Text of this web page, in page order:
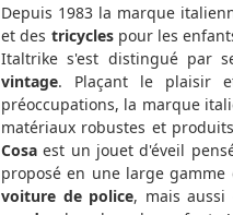
Depuis 1983 la marque
et des tricyclespour les
Italtrike s'est distingué par
vintage. Plaçant le plaisir
préoccupations, la marque
matériaux robustes et
Cosa est un jouet d'éveil
proposé en une large
voiture de police, mais